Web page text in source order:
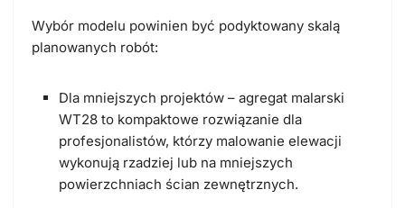
Wybór modelu powinien być podyktowany skalą
planowanych robót:
Dla mniejszych projektów – agregat malarski
WT28 to kompaktowe rozwiązanie dla
profesjonalistów, którzy malowanie elewacji
wykonują rzadziej lub na mniejszych
powierzchniach ścian zewnętrznych.